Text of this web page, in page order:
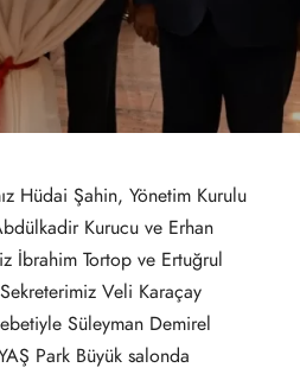
Hüdai Şahin, Yönetim Kurulu
Kurucu ve Erhan
İbrahim Tortop ve Ertuğrul
Veli Karaçay
Süleyman Demirel
Park Büyük salonda